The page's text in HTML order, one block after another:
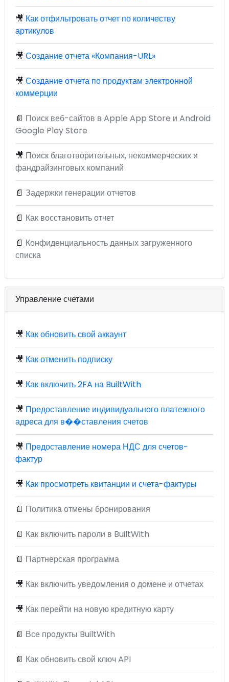
🎥 Как отфильтровать отчет по количеству
артикулов
🎥 Создание отчета «Компания-URL»
🎥 Создание отчета по продуктам электронной
коммерции
📄 Поиск веб-сайтов в Apple App Store и Android
Google Play Store
🎥 Поиск благотворительных, некоммерческих и
фандрайзинговых компаний
📄 Задержки генерации отчетов
📄 Как восстановить отчет
📄 Конфиденциальность данных загруженного
списка
Управление счетами
🎥 Как обновить свой аккаунт
🎥 Как отменить подписку
🎥 Как включить 2FA на BuiltWith
🎥 Предоставление индивидуального платежного
адреса для в��ставления счетов
🎥 Предоставление номера НДС для счетов-
фактур
🎥 Как просмотреть квитанции и счета-фактуры
📄 Политика отмены бронирования
📄 Как включить пароли в BuiltWith
📄 Партнерская программа
🎥 Как включить уведомления о домене и отчетах
🎥 Как перейти на новую кредитную карту
📄 Все продукты BuiltWith
📄 Как обновить свой ключ API